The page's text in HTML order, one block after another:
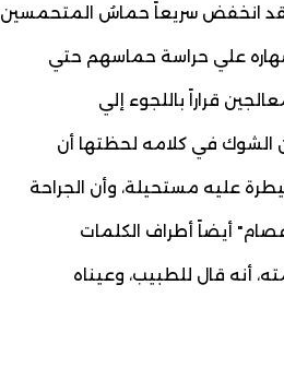
انخفض سريعاً حماسُ المتحمسين
علي حراسة حماسهم حتي
قراراً باللجوء إلي
الشوك في كلامه لحظتها أن
عليه مستحيلة، وأن الجراحة
أيضاً أطراف الكلمات
أنه قال للطبيب، وعيناه